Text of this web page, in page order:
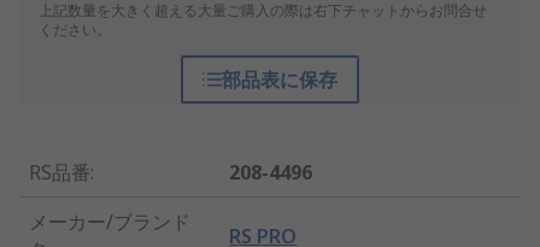
上記数量を大きく超える大量ご購入の際は右下チャットからお問合せ
ください。
部品表に保存
RS品番:
208-4496
メーカー/ブランド
RS PRO